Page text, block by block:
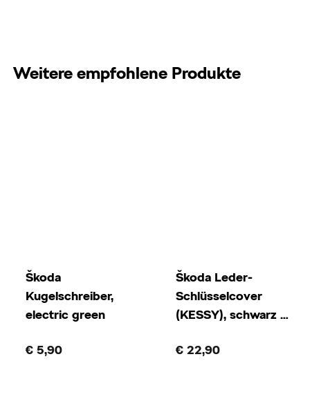
Weitere empfohlene Produkte
Škoda
Kugelschreiber,
electric green
€ 5,90
Škoda Leder-
Schlüsselcover
(KESSY), schwarz mit
€ 22,90